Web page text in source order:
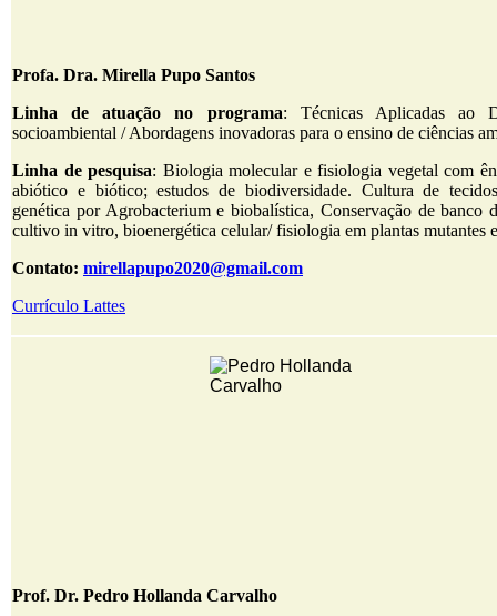
Profa. Dra. Mirella Pupo Santos
Linha de atuação no programa: Técnicas Aplicadas ao
socioambiental / Abordagens inovadoras para o ensino de ciências
Linha de pesquisa: Biologia molecular e fisiologia vegetal com
abiótico e biótico; estudos de biodiversidade. Cultura de
genética por Agrobacterium e biobalística, Conservação de banco
cultivo in vitro, bioenergética celular/ fisiologia em plantas mutantes
Contato: mirellapupo2020@gmail.com
Currículo Lattes
Prof. Dr. Pedro Hollanda Carvalho